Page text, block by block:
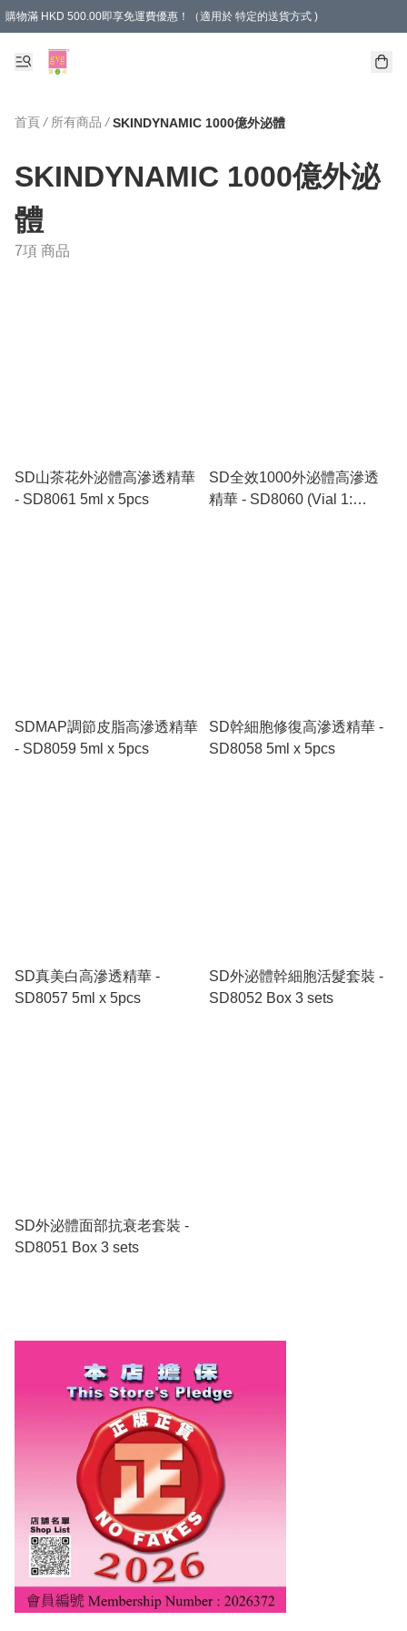
購物滿 HKD 500.00即享免運費優惠！（適用於 特定的送貨方式 )
首頁 / 所有商品 / SKINDYNAMIC 1000億外泌體
SKINDYNAMIC 1000億外泌
體
7項 商品
SD山茶花外泌體高滲透精華
- SD8061 5ml x 5pcs
SD全效1000外泌體高滲透
精華 - SD8060 (Vial 1:
SDMAP調節皮脂高滲透精華
- SD8059 5ml x 5pcs
SD幹細胞修復高滲透精華 -
SD8058 5ml x 5pcs
SD真美白高滲透精華 -
SD8057 5ml x 5pcs
SD外泌體幹細胞活髮套裝 -
SD8052 Box 3 sets
SD外泌體面部抗衰老套裝 -
SD8051 Box 3 sets